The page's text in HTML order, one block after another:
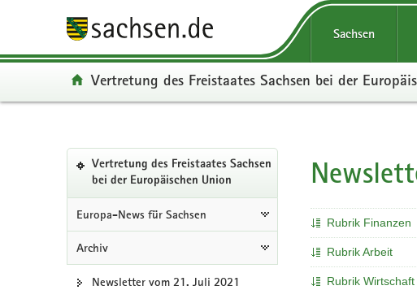
t
l
t
l
p
i
t
r
Portalübergreifende
Navigation
Sachsen
Portal:
Vertretung des Freistaates Sachsen bei der
Portalnavigation
Vertretung des Freistaates Sachsen
bei der Europäischen Union
eigenes
Portal
wechseln)
Europa-News für Sachsen
Archiv
Newsletter vom 21. Juli 2021
Hauptinhalt
Rubrik Finanzen
Rubrik Arbeit
Rubrik Wirtschaft